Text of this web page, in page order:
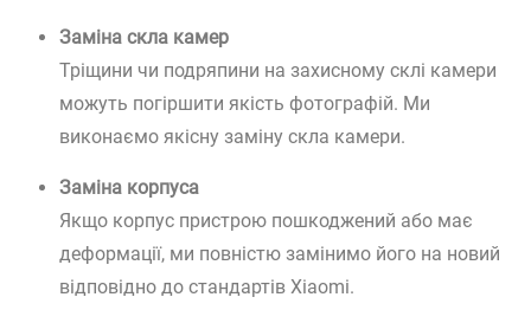
Заміна скла камер
Тріщини чи подряпини на захисному склі камери
можуть погіршити якість фотографій. Ми
виконаємо якісну заміну скла камери.
Заміна корпуса
Якщо корпус пристрою пошкоджений або має
деформації, ми повністю замінимо його на новий
відповідно до стандартів Xiaomi.